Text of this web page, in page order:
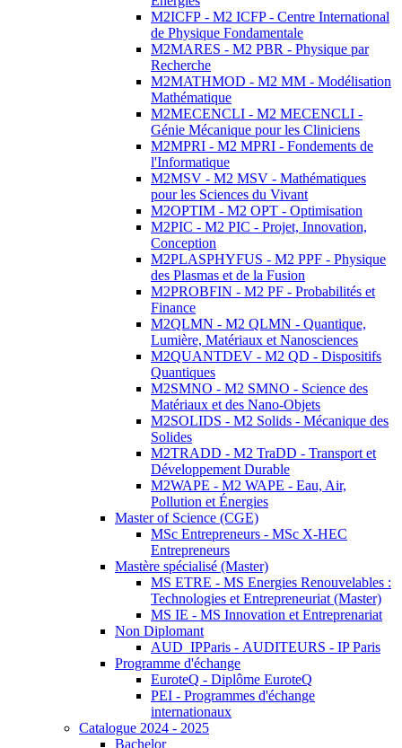
M2ICFP - M2 ICFP - Centre International
de Physique Fondamentale
M2MARES - M2 PBR - Physique par
Recherche
M2MATHMOD - M2 MM - Modélisation
Mathématique
M2MECENCLI - M2 MECENCLI -
Génie Mécanique pour les Cliniciens
M2MPRI - M2 MPRI - Fondements de
l'Informatique
M2MSV - M2 MSV - Mathématiques
pour les Sciences du Vivant
M2OPTIM - M2 OPT - Optimisation
M2PIC - M2 PIC - Projet, Innovation,
Conception
M2PLASPHYFUS - M2 PPF - Physique
des Plasmas et de la Fusion
M2PROBFIN - M2 PF - Probabilités et
Finance
M2QLMN - M2 QLMN - Quantique,
Lumière, Matériaux et Nanosciences
M2QUANTDEV - M2 QD - Dispositifs
Quantiques
M2SMNO - M2 SMNO - Science des
Matériaux et des Nano-Objets
M2SOLIDS - M2 Solids - Mécanique des
Solides
M2TRADD - M2 TraDD - Transport et
Développement Durable
M2WAPE - M2 WAPE - Eau, Air,
Pollution et Énergies
Master of Science (CGE)
MSc Entrepreneurs - MSc X-HEC
Entrepreneurs
Mastère spécialisé (Master)
MS ETRE - MS Energies Renouvelables :
Technologies et Entrepreneuriat (Master)
MS IE - MS Innovation et Entreprenariat
Non Diplomant
AUD_IPParis - AUDITEURS - IP Paris
Programme d'échange
EuroteQ - Diplôme EuroteQ
PEI - Programmes d'échange
internationaux
Catalogue 2024 - 2025
Bachelor